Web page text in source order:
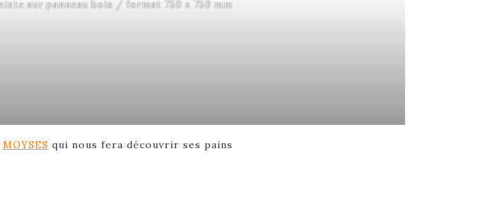
sur panneau bois / format 750 x 750 mm
MOYSES qui nous fera découvrir ses pains